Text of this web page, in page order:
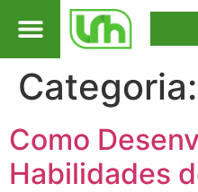
Categoria:
Como
Habilidades